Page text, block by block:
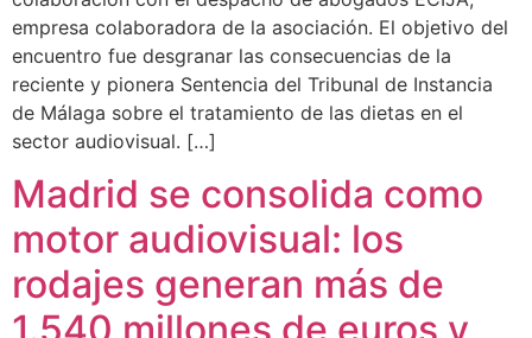
empresa colaboradora de la asociación. El objetivo del
encuentro fue desgranar las consecuencias de la
reciente y pionera Sentencia del Tribunal de Instancia
de Málaga sobre el tratamiento de las dietas en el
sector audiovisual. […]
Madrid se consolida como
motor audiovisual: los
rodajes generan más de